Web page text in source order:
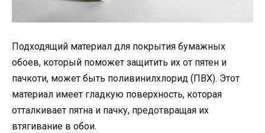
Подходящий материал для покрытия бумажных
обоев, который поможет защитить их от пятен и
пачкоти, может быть поливинилхлорид (ПВХ). Этот
материал имеет гладкую поверхность, которая
отталкивает пятна и пачку, предотвращая их
втягивание в обои.